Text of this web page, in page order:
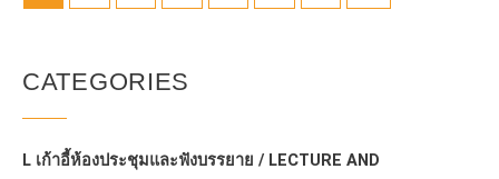
CATEGORIES
L เก้าอี้ห้องประชุมและฟังบรรยาย / LECTURE AND